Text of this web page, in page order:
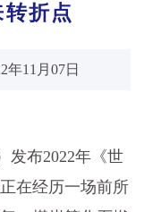
折点
年11月07日
布2022年《世
在经历一场前所